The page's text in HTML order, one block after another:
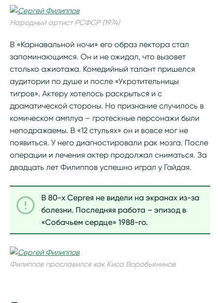
Народный артист РСФСР (1974)
В «Карнавальной ночи» его образ лектора стал
запоминающимся. Он и не ожидал, что вызовет
столько ажиотажа. Комедийный талант пришелся
аудитории по душе и после «Укротительницы
тигров». Актеру хотелось раскрыться и с
драматической стороны. Но признание случилось в
комическом амплуа – гротескные персонажи были
неподражаемы. В «12 стульях» он и вовсе мог не
появиться. У него диагностировали рак мозга. После
операции и лечения актер продолжал сниматься. За
двадцать лет Филиппов успешно играл у Гайдая.
В 80-х Сергея не видели на экранах из-за
болезни. Последняя работа – эпизод в
«Собачьем сердце» 1988-го.
Филиппов прославился как Киса Воробьянинов